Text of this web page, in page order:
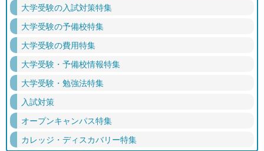
大学受験の入試対策特集
大学受験の予備校特集
大学受験の費用特集
大学受験・予備校情報特集
大学受験・勉強法特集
入試対策
オープンキャンパス特集
カレッジ・ディスカバリー特集